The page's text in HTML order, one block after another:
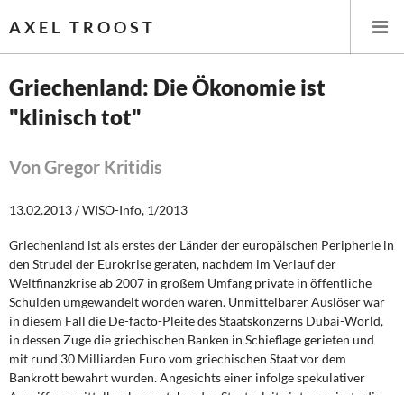
AXEL TROOST
Startseite
Themen
Leitlinien linker Wirtschafts- und Finanzpolitik
Wirtschaftspolitik
Steuer- und Finanzpolitik
Öffentliche Infrastruktur und Daseinsvorsorge
Eurokrise und Griechenland
Griechenland: Die Ökonomie ist
"klinisch tot"
Von Gregor Kritidis
13.02.2013 / WISO-Info, 1/2013
Griechenland ist als erstes der Länder der europäischen Peripherie in
den Strudel der Eurokrise geraten, nachdem im Verlauf der
Weltfinanzkrise ab 2007 in großem Umfang private in öffentliche
Schulden umgewandelt worden waren. Unmittelbarer Auslöser war
in diesem Fall die De-facto-Pleite des Staatskonzerns Dubai-World,
in dessen Zuge die griechischen Banken in Schieflage gerieten und
mit rund 30 Milliarden Euro vom griechischen Staat vor dem
Bankrott bewahrt wurden. Angesichts einer infolge spekulativer